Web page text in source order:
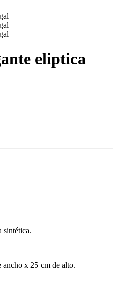
eliptica
sintética.
x 25 cm de alto.